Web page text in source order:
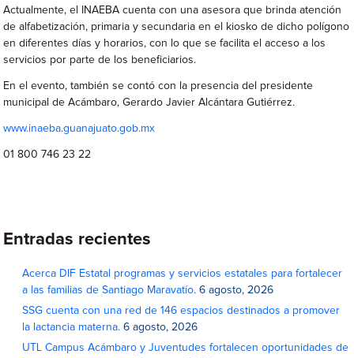
Actualmente, el INAEBA cuenta con una asesora que brinda atención
de alfabetización, primaria y secundaria en el kiosko de dicho polígono
en diferentes días y horarios, con lo que se facilita el acceso a los
servicios por parte de los beneficiarios.
En el evento, también se contó con la presencia del presidente
municipal de Acámbaro, Gerardo Javier Alcántara Gutiérrez.
www.inaeba.guanajuato.gob.mx
01 800 746 23 22
Entradas recientes
Acerca DIF Estatal programas y servicios estatales para fortalecer
a las familias de Santiago Maravatío. 6 agosto, 2026
SSG cuenta con una red de 146 espacios destinados a promover
la lactancia materna. 6 agosto, 2026
UTL Campus Acámbaro y Juventudes fortalecen oportunidades de